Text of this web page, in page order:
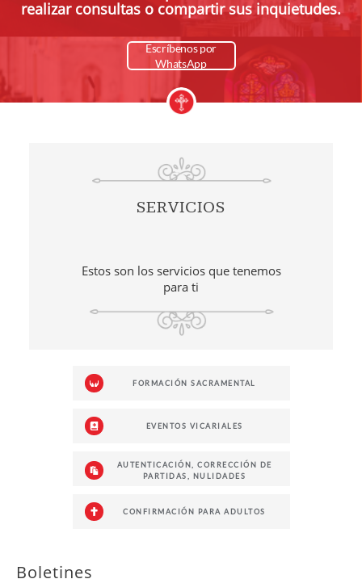
realizar consultas o compartir sus inquietudes.
Escríbenos por
WhatsApp
SERVICIOS
Estos son los servicios que tenemos
para ti
FORMACIÓN SACRAMENTAL
EVENTOS VICARIALES
AUTENTICACIÓN, CORRECCIÓN DE
PARTIDAS, NULIDADES
CONFIRMACIÓN PARA ADULTOS
Boletines